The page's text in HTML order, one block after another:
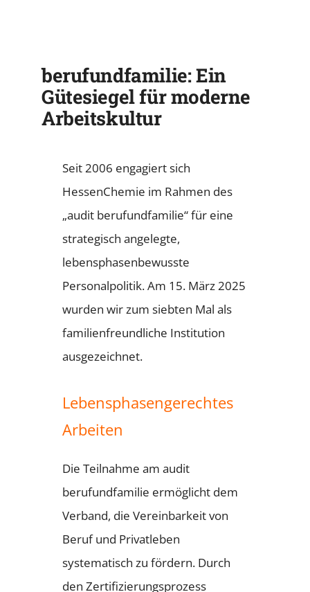
berufundfamilie: Ein
Gütesiegel für moderne
Arbeitskultur
Seit 2006 engagiert sich
HessenChemie im Rahmen des
„audit berufundfamilie“ für eine
strategisch angelegte,
lebensphasenbewusste
Personalpolitik. Am 15. März 2025
wurden wir zum siebten Mal als
familienfreundliche Institution
ausgezeichnet.
Lebensphasengerechtes
Arbeiten
Die Teilnahme am audit
berufundfamilie ermöglicht dem
Verband, die Vereinbarkeit von
Beruf und Privatleben
systematisch zu fördern. Durch
den Zertifizierungsprozess